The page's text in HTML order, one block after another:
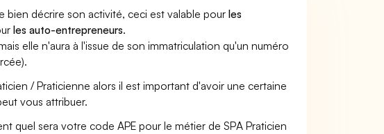
bien décrire son activité, ceci est valable pourles
les auto-entrepreneurs.
elle n'aura à l'issue de son immatriculation qu'un numéro
/ Praticienne alors il est important d'avoir une certaine
vous attribuer.
quel sera votre code APE pour le métier de SPA Praticien